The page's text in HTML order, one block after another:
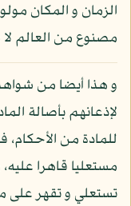
الزمان و المكان
مصنوع من العالم لا
و هذا أيضا من شواهد
لإذعانهم بأصالة
للمادة من الأحكام،
مستعليا قاهرا
تستعلي و تقهر على